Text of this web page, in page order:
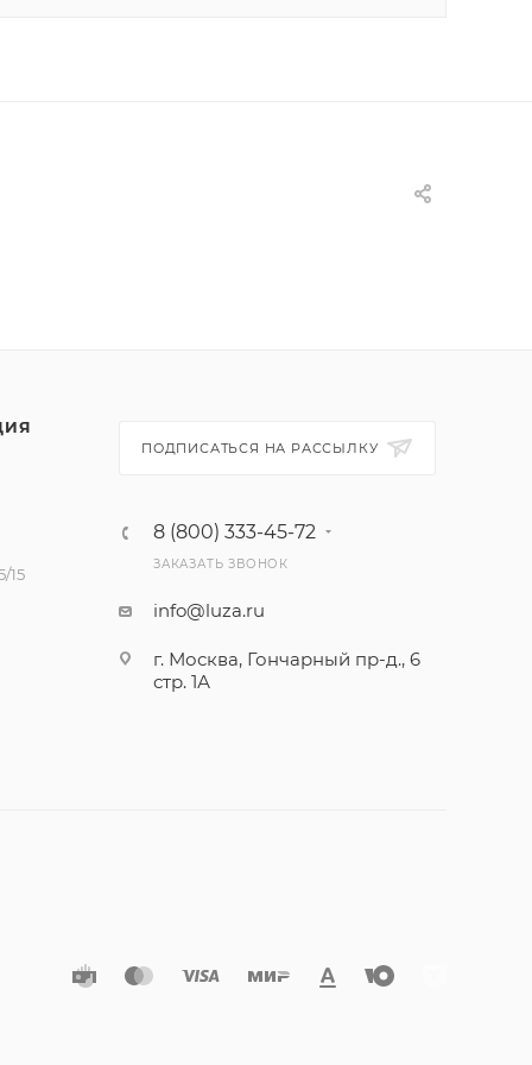
15
ПОДПИСАТЬСЯ НА РАССЫЛКУ
8 (800) 333-45-72
ЗАКАЗАТЬ ЗВОНОК
info@luza.ru
г. Москва, Гончарный пр-д., 6
стр. 1А